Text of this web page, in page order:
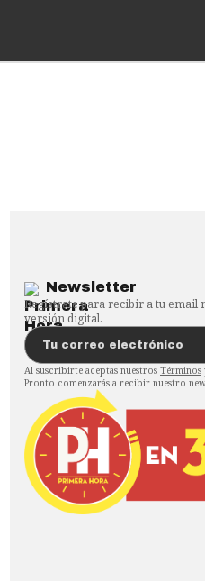
Newsletter
Regístrate para recibir a tu email
versión digital.
Al suscribirte aceptas nuestros Términos
Pronto comenzarás a recibir nuestro